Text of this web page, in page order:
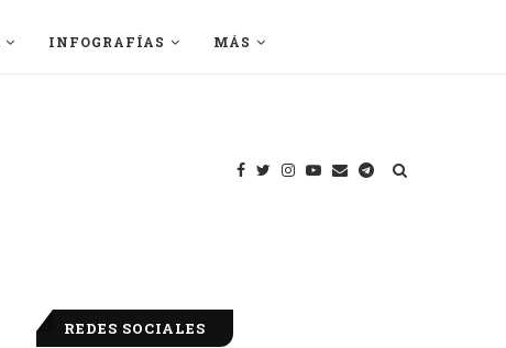
INFOGRAFÍAS MÁS
REDES SOCIALES